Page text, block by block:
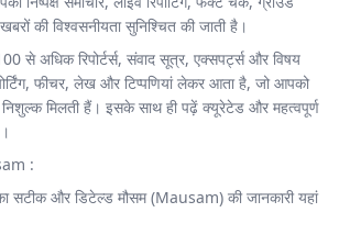
की विश्वसनीयता सुनिश्चित की जाती है।
से अधिक रिपोर्टर्स, संवाद सूत्र, एक्सपर्ट्स और विषय
फीचर, लेख और टिप्पणियां लेकर आता है, जो आपको
मिलती हैं। इसके साथ ही पढ़ें क्यूरेटेड और महत्वपूर्ण
:
और डिटेल्ड मौसम (Mausam) की जानकारी यहां